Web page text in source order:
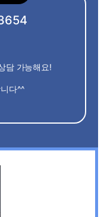
담 가능해요!
다^^